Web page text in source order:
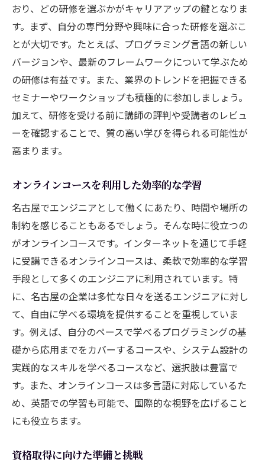
おり、どの研修を選ぶかがキャリアアップの鍵となりま
す。まず、自分の専門分野や興味に合った研修を選ぶこ
とが大切です。たとえば、プログラミング言語の新しい
バージョンや、最新のフレームワークについて学ぶため
の研修は有益です。また、業界のトレンドを把握できる
セミナーやワークショップも積極的に参加しましょう。
加えて、研修を受ける前に講師の評判や受講者のレビュ
ーを確認することで、質の高い学びを得られる可能性が
高まります。
オンラインコースを利用した効率的な学習
名古屋でエンジニアとして働くにあたり、時間や場所の
制約を感じることもあるでしょう。そんな時に役立つの
がオンラインコースです。インターネットを通じて手軽
に受講できるオンラインコースは、柔軟で効率的な学習
手段として多くのエンジニアに利用されています。特
に、名古屋の企業は多忙な日々を送るエンジニアに対し
て、自由に学べる環境を提供することを重視していま
す。例えば、自分のペースで学べるプログラミングの基
礎から応用までをカバーするコースや、システム設計の
実践的なスキルを学べるコースなど、選択肢は豊富で
す。また、オンラインコースは多言語に対応しているた
め、英語での学習も可能で、国際的な視野を広げること
にも役立ちます。
資格取得に向けた準備と挑戦